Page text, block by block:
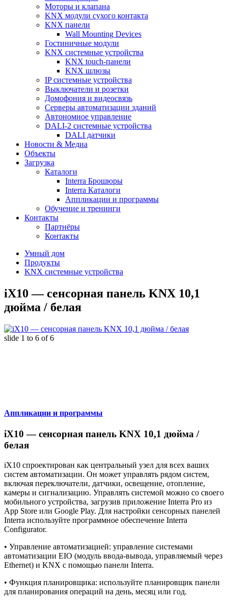
Моторы и клапана
KNX модули сухого контакта
KNX панели
Wall Mounting Devices
Гостиничные модули
KNX системные устройства
KNX touch-панели
KNX шлюзы
IP системные устройства
Выключатели и розетки
Домофония и видеосвязь
Серверы автоматизации зданий
Автономное управление
DALI-2 системные устройства
DALI датчики
Новости & Медиа
Объекты
Загрузка
Каталоги
Interra Брошюры
Interra Каталоги
Аппликации и программы
Обучение и тренинги
Контакты
Партнёры
Контакты
Умный дом
Продукты
KNX системные устройства
iX10 — сенсорная панель KNX 10,1
дюйма / белая
slide 1 to 6 of 6
Аппликации и программы
iX10 — сенсорная панель KNX 10,1 дюйма /
белая
iX10 спроектирован как центральный узел для всех ваших
систем автоматизации. Он может управлять рядом систем,
включая переключатели, датчики, освещение, отопление,
камеры и сигнализацию. Управлять системой можно со своего
мобильного устройства, загрузив приложение Interra Pro из
App Store или Google Play. Для настройки сенсорных панелей
Interra используйте программное обеспечение Interra
Configurator.
• Управление автоматизацией: управление системами
автоматизации EIO (модуль ввода-вывода, управляемый через
Ethernet) и KNX с помощью панели Interra.
• Функция планировщика: используйте планировщик панели
для планирования операций на день, месяц или год.